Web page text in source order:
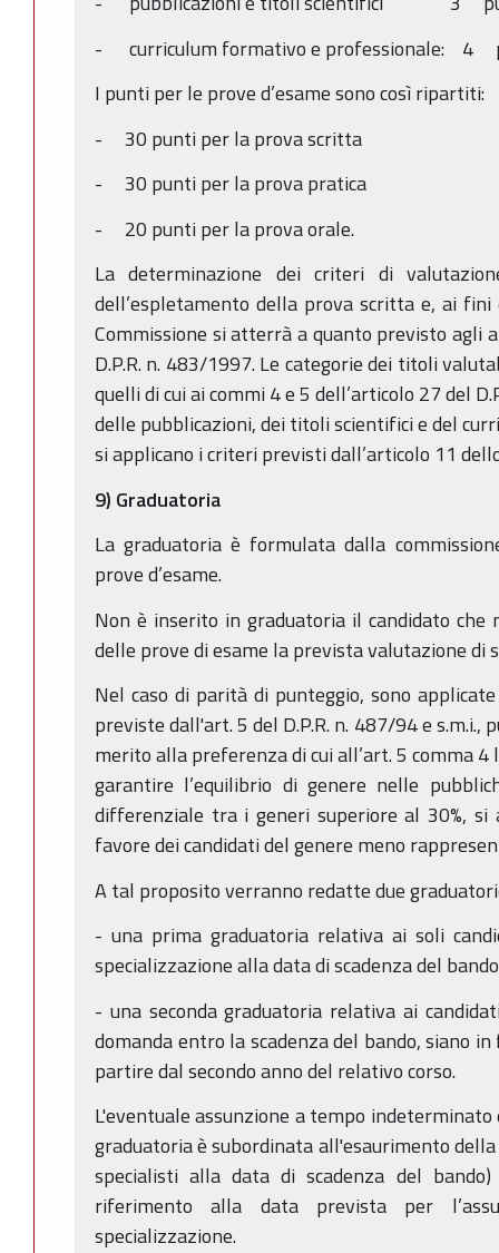
- curriculum formativo e professionale: 4
I punti per le prove d’esame sono così ripartiti:
- 30 punti per la prova scritta
- 30 punti per la prova pratica
- 20 punti per la prova orale.
La determinazione dei criteri di
dell’espletamento della prova scritta e, ai
Commissione si atterrà a quanto previsto agli
D.P.R. n. 483/1997. Le categorie dei titoli
quelli di cui ai commi 4 e 5 dell’articolo 27 del
delle pubblicazioni, dei titoli scientifici e del
si applicano i criteri previsti dall’articolo 11
9) Graduatoria
La graduatoria è formulata dalla
prove d’esame.
Non è inserito in graduatoria il candidato che
delle prove di esame la prevista valutazione di
Nel caso di parità di punteggio, sono
previste dall'art. 5 del D.P.R. n. 487/94 e s.m.i.,
merito alla preferenza di cui all’art. 5 comma
garantire l’equilibrio di genere nelle
differenziale tra i generi superiore al 30%,
favore dei candidati del genere meno
A tal proposito verranno redatte due
- una prima graduatoria relativa ai soli
specializzazione alla data di scadenza del
- una seconda graduatoria relativa ai
domanda entro la scadenza del bando, siano
partire dal secondo anno del relativo corso.
L'eventuale assunzione a tempo
graduatoria è subordinata all'esaurimento
specialisti alla data di scadenza del
riferimento alla data prevista per
specializzazione.